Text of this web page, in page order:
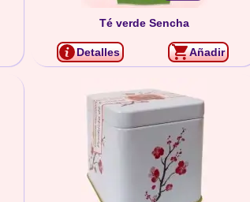
Té verde Sencha
Detalles Añadir